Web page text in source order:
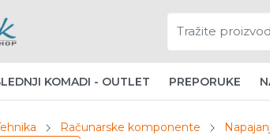
KOMADI - OUTLET PREPORUKE
Računarske komponente